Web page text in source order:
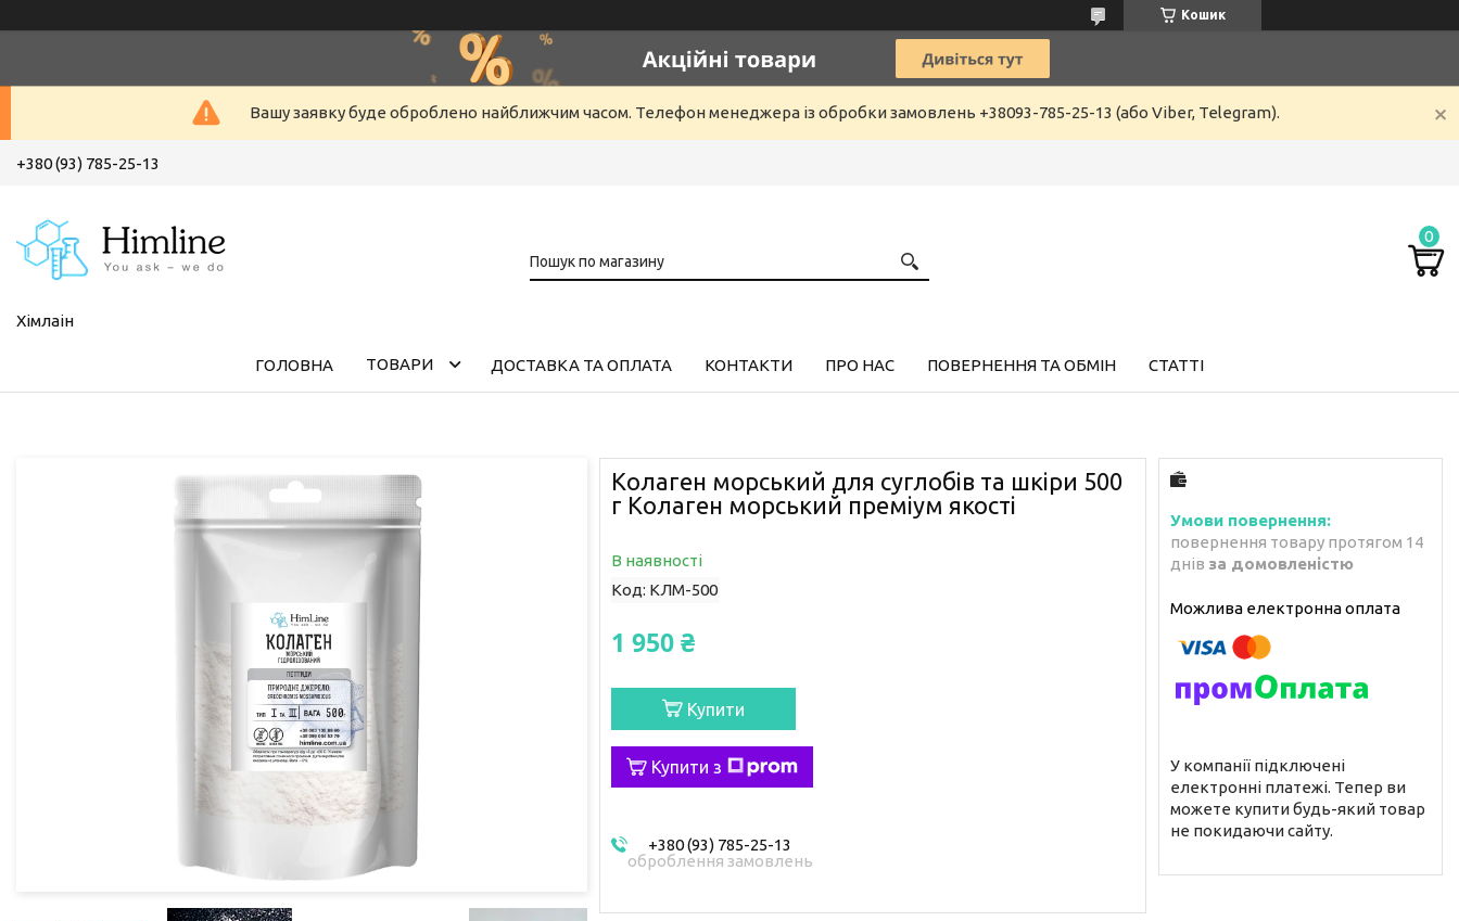
Кошик
Вашу заявку буде оброблено найближчим часом. Телефон менеджера із обробки замовлень +38093-785-25-13 (або Viber, Telegram).
+380 (93) 785-25-13
Хімлаін
ГОЛОВНА ТОВАРИ ДОСТАВКА ТА ОПЛАТА КОНТАКТИ ПРО НАС ПОВЕРНЕННЯ ТА ОБМІН СТАТТІ
Колаген морський для суглобів та шкіри 500
г Колаген морський преміум якості
В наявності
Код: КЛМ-500
1 950 ₴
Купити
Купити з
+380 (93) 785-25-13
оброблення замовлень
повернення товару протягом 14
днів за домовленістю
У компанії підключені
електронні платежі. Тепер ви
можете купити будь-який товар
не покидаючи сайту.